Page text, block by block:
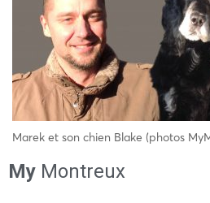
Marek et son chien Blake (photos
My Montreux